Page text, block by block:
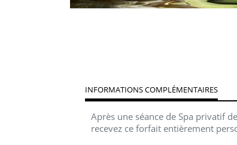
INFORMATIONS COMPLÉMENTAIRES
Après une séance de Spa privatif
recevez ce forfait entièrement